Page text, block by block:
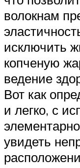
волокнам
исключить
копченую
ведение
Вот как
и легко, с
увидеть